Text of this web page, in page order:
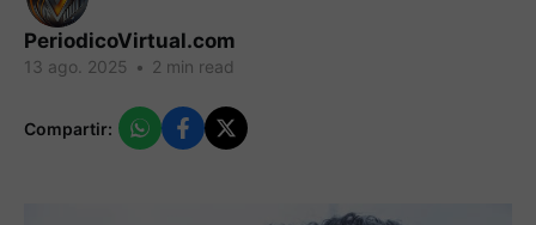
PeriodicoVirtual.com
13 ago. 2025 • 2 min read
Compartir: